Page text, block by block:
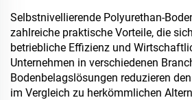
oder in anderen
Szenarien, bei denen
hydrophobe und
oleophobe Eigenschaften
erforderlich sind
Selbstnivellierende Polyurethan-
zahlreiche praktische Vorteile, die
betriebliche Effizienz und
Unternehmen in verschiedenen
Bodenbelagslösungen reduzieren
im Vergleich zu herkömmlichen